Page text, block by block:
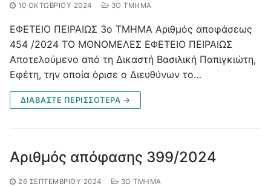
10 ΟΚΤΩΒΡΊΟΥ 2024 3Ο ΤΜΉΜΑ
ΕΦΕΤΕΙΟ ΠΕΙΡΑΙΩΣ 3ο ΤΜΗΜΑ Αριθμός αποφάσεως
454 /2024 ΤΟ ΜΟΝΟΜΕΛΕΣ ΕΦΕΤΕΙΟ ΠΕΙΡΑΙΩΣ
Αποτελούμενο από τη Δικαστή Βασιλική Παπιγκιώτη,
Εφέτη, την οποία όρισε ο Διευθύνων το…
ΔΙΑΒΑΣΤΕ ΠΕΡΙΣΣΟΤΕΡΑ →
Αριθμός απόφασης 399/2024
26 ΣΕΠΤΕΜΒΡΊΟΥ 2024 3Ο ΤΜΉΜΑ